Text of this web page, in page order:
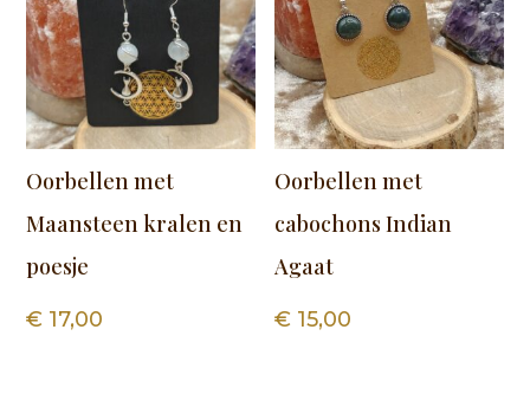
Oorbellen met
Maansteen kralen en
poesje
€ 17,00
Oorbellen met
cabochons Indian
Agaat
€ 15,00